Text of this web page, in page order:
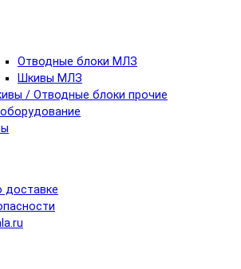
Отводные блоки МЛЗ
Шкивы МЛЗ
/ Отводные блоки прочие
доставке